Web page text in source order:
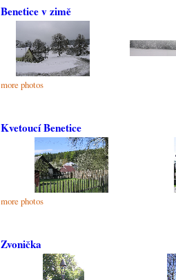
Benetice v zimě
more photos
Kvetoucí Benetice
more photos
Zvonička